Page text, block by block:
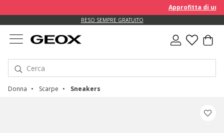
Approfitta di un
RESO SEMPRE GRATUITO
Donna Scarpe Sneakers